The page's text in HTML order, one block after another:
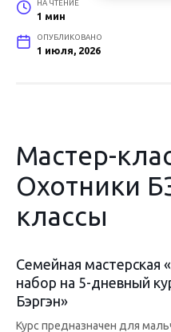
НА ЧТЕНИЕ
1 мин
ОПУБЛИКОВАНО
1 июля, 2026
Мастер-
Охотники
классы
Семейная мастерская
набор на 5-дневный
Бэргэн»
Курс предназначен для